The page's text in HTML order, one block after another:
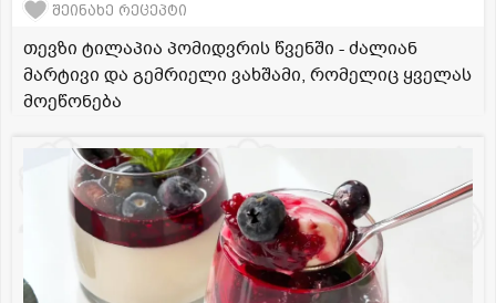
შეინახე რეცეპტი
თევზი ტილაპია პომიდვრის წვენში - ძალიან
მარტივი და გემრიელი ვახშამი, რომელიც ყველას
მოეწონება